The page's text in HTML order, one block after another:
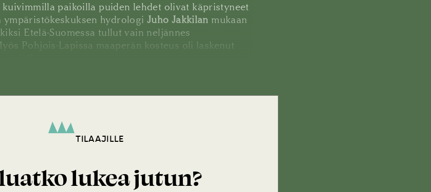
paikoilla puiden lehdet olivat käpristyneet
ympäristökeskuksen hydrologi Juho Jakkilan mukaan
Etelä-Suomessa tullut vain neljännes
Pohjois-Lapissa maaperän kosteus oli laskenut
TILAAJILLE
lukea jutun?